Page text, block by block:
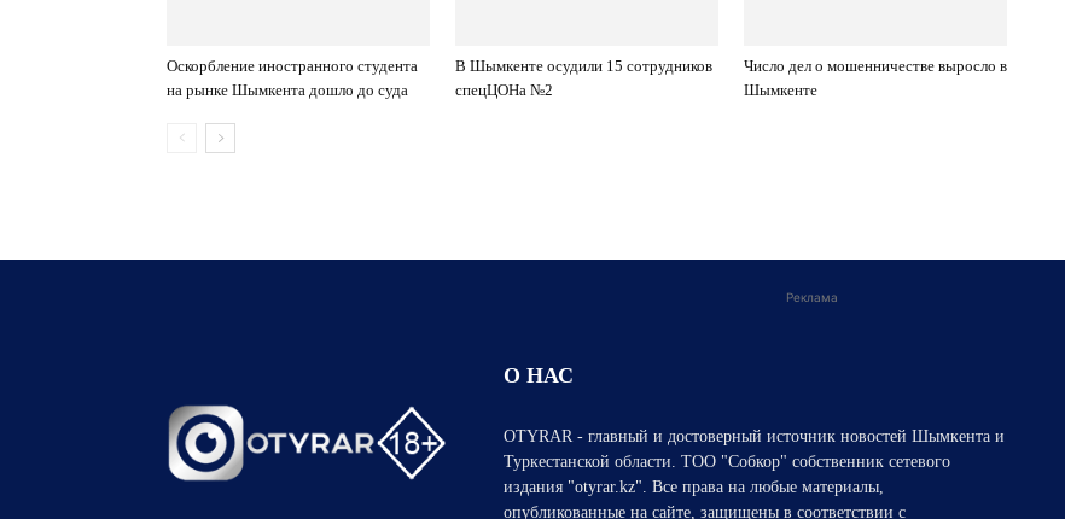
Оскорбление иностранного студента
на рынке Шымкента дошло до суда
В Шымкенте осудили 15 сотрудников
спецЦОНа №2
Число дел о мошенничестве выросло в
Шымкенте
Реклама
О НАС
OTYRAR - главный и достоверный источник новостей Шымкента и
Туркестанской области. ТОО "Собкор" собственник сетевого
издания "otyrar.kz". Все права на любые материалы,
опубликованные на сайте, защищены в соответствии с